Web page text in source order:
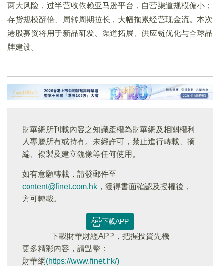
两大风险，过半营收依赖亚马逊平台，自营渠道规模偏小；
存货规模翻倍、周转周期拉长，大幅拖累经营现金流。本次
港股募资将用于新品研发、渠道拓展、供应链优化与全球品
牌建设。
財華網所刊載內容之知識產權為財華網及相關權利
人專屬所有或持有。未經許可，禁止進行轉載、摘
編、複製及建立鏡像等任何使用。
如有意願轉載，請發郵件至
content@finet.com.hk ，獲得書面確認及授權後，
方可轉載。
下載APP
下載財華財經APP，把握投資先機
更多精彩内容，請點擊：
財華網(https://www.finet.hk/)